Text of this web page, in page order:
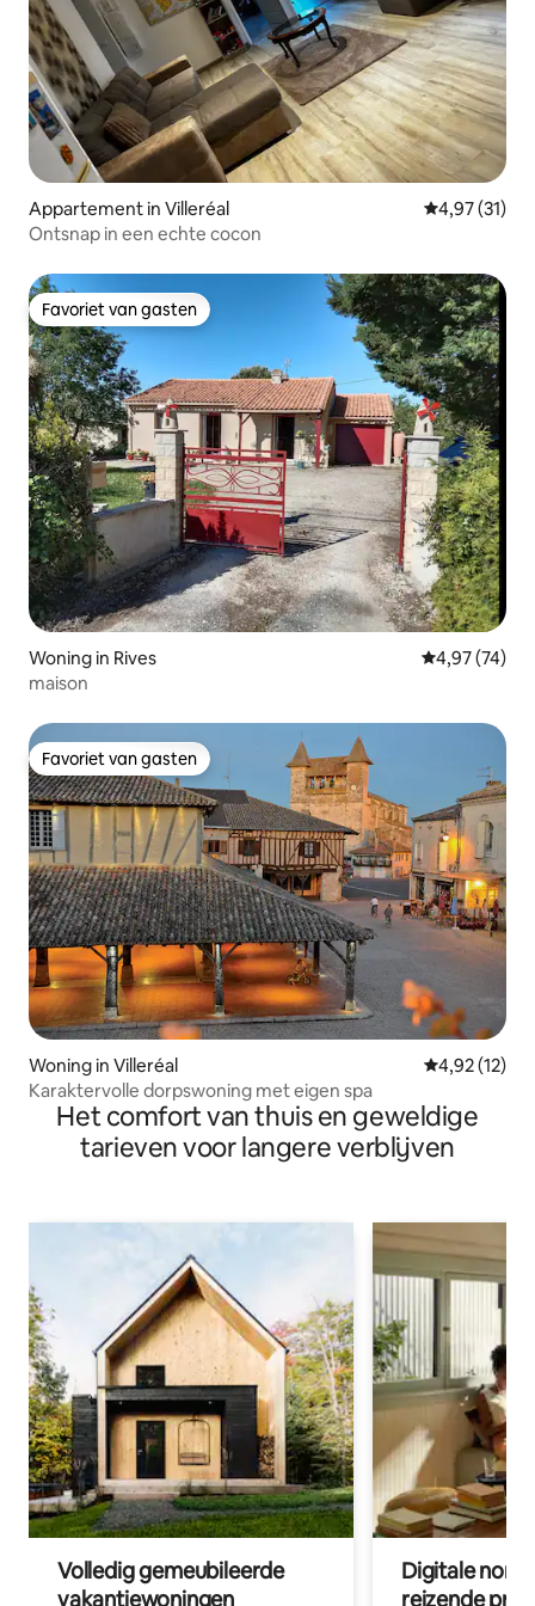
Appartement in Villeréal Gemiddelde
4,97 (31)
Ontsnap in een echte cocon
Favoriet van gasten
Favoriet van gasten
Woning in Rives Gemiddelde
4,97 (74)
maison
Favoriet van gasten
Favoriet van gasten
Woning in Villeréal Gemiddelde
4,92 (12)
Karaktervolle dorpswoning met eigen spa
Het comfort van thuis en geweldige
tarieven voor langere verblijven
Volledig gemeubileerde
vakantiewoningen
Digitale
reizende